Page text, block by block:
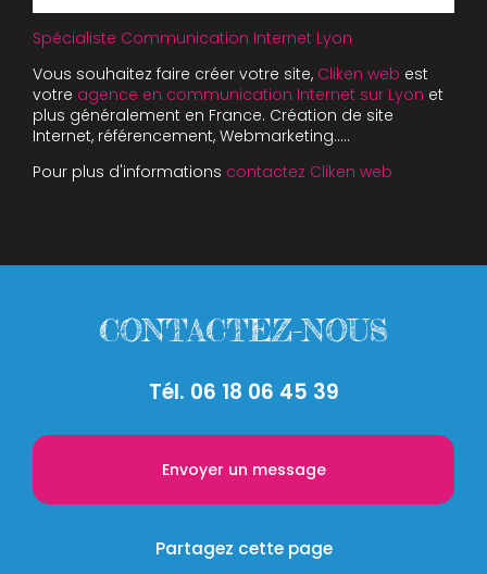
Spécialiste Communication Internet Lyon
Vous souhaitez faire créer votre site, Cliken web est
votre agence en communication Internet sur Lyon et
plus généralement en France. Création de site
Internet, référencement, Webmarketing…..
Pour plus d'informations contactez Cliken web
CONTACTEZ-NOUS
Tél. 06 18 06 45 39
Envoyer un message
Partagez cette page